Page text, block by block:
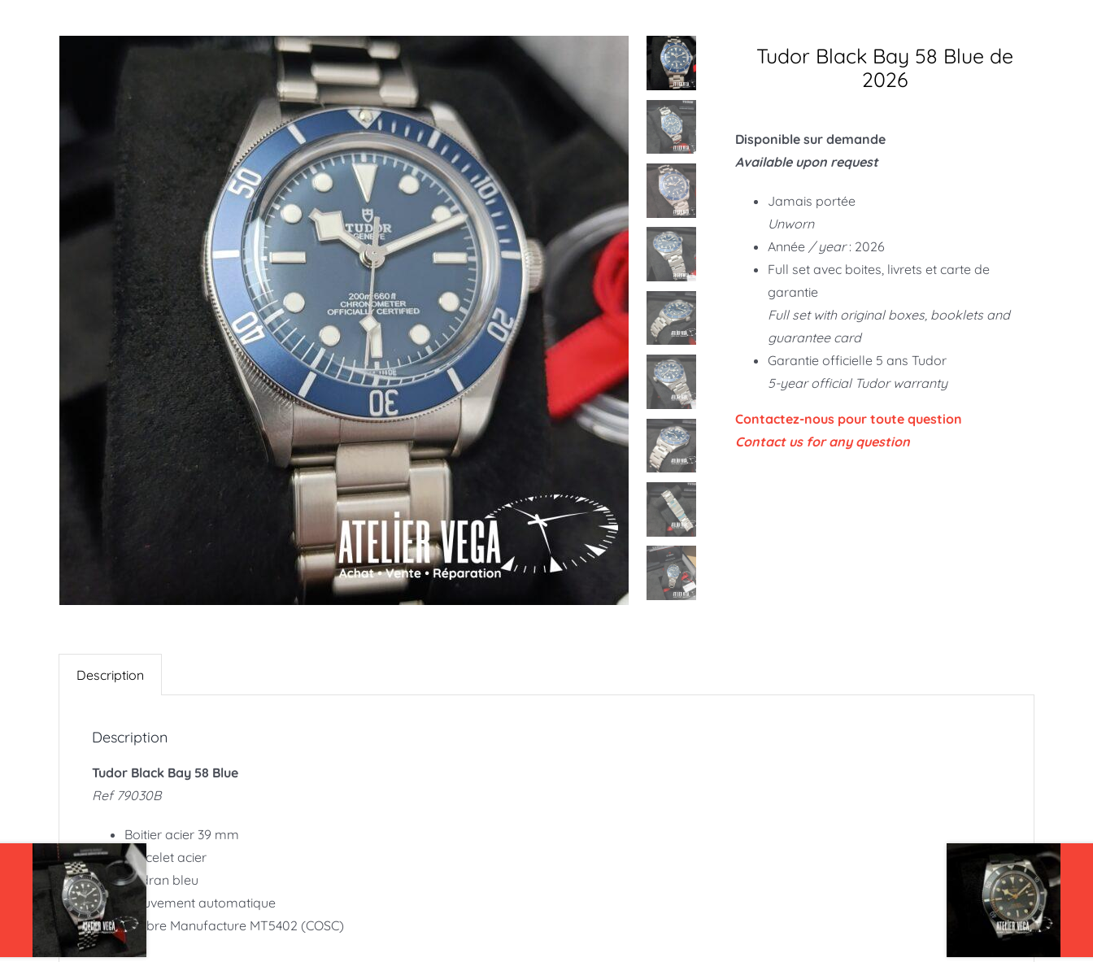
Tudor Black Bay 58 Blue de
2026
Disponible sur demande
Available upon request
Jamais portée
Unworn
Année / year: 2026
Full set avec boites, livrets et carte de
garantie
Full set with original boxes, booklets and
guarantee card
Garantie officielle 5 ans Tudor
5-year official Tudor warranty
Contactez-nous pour toute question
Contact us for any question
Description
Description
Tudor Black Bay 58 Blue
Ref 79030B
Boitier acier 39 mm
Bracelet acier
Cadran bleu
Mouvement automatique
Calibre Manufacture MT5402 (COSC)